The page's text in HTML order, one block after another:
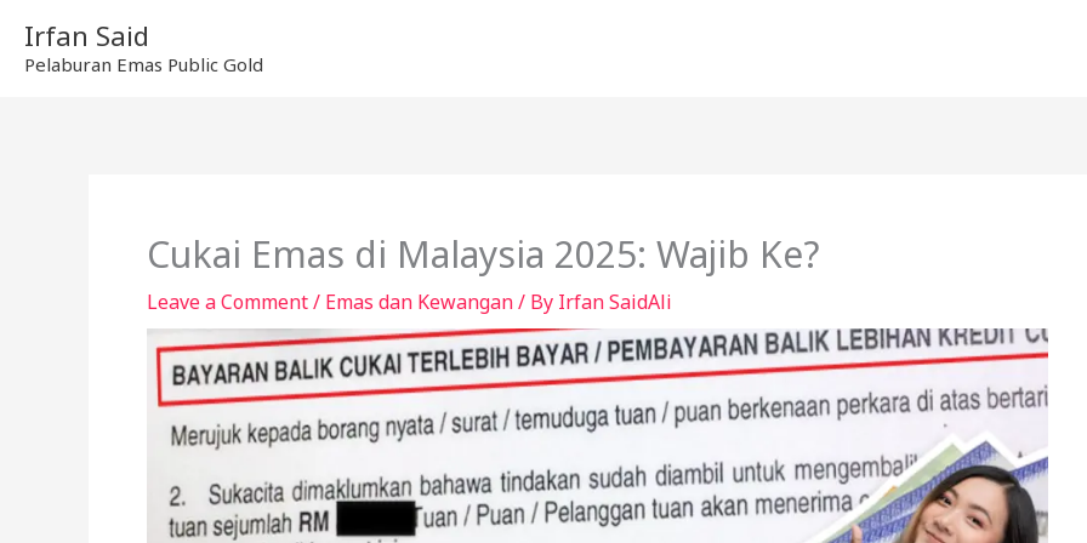
content
Irfan Said
Pelaburan Emas Public Gold
Cukai Emas di Malaysia 2025: Wajib Ke?
Leave a Comment/ Emas dan Kewangan/ By Irfan SaidAli